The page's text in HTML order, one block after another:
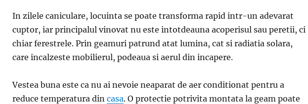
In zilele caniculare, locuinta se poate transforma rapid intr-un adevarat
cuptor, iar principalul vinovat nu este intotdeauna acoperisul sau peretii, ci
chiar ferestrele. Prin geamuri patrund atat lumina, cat si radiatia solara,
care incalzeste mobilierul, podeaua si aerul din incapere.
Vestea buna este ca nu ai nevoie neaparat de aer conditionat pentru a
reduce temperatura din casa. O protectie potrivita montata la geam poate